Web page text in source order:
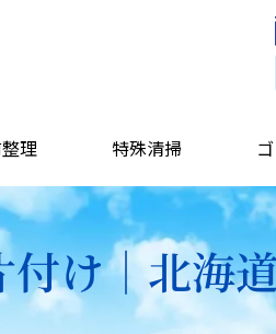
理 特殊清掃
付け｜北海